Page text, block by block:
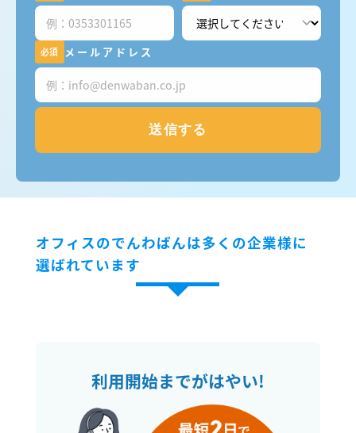
必須 メールアドレス
オフィスのでんわばんは多くの企業様に
選ばれています
利用開始までがはやい!